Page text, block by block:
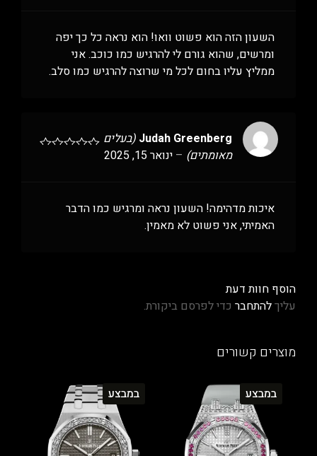
השעון הזה הוא פשוט וואו! הוא נראה כל כך יפה
ומרשים, שהוא גורם לי להרגיש כמו כוכב. אני
ממליץ עליו בחום לכל מי שרוצה להרגיש כמו סלב.
Judah Greenberg (בעלים
מאומתים) – ינואר 15, 2025
איכות מדהימה! השעון נראה ומרגיש כמו הדבר
האמיתי, אני פשוט לא מאמין.
הוסף חוות דעת
עליךלהתחבר כדי לפרסם ביקורת.
מוצרים קשורים
במבצע במבצע